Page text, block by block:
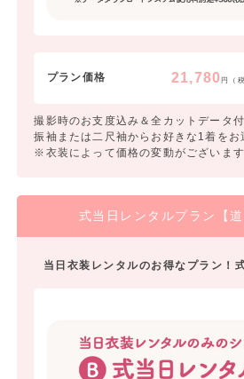
プラン価格 21,780円（
撮影時のお支度込み＆全カットデータ
振袖または二尺袖からお好きな1着を
※衣装によって価格の変動がございます
式当日レンタルプラン【道
当日衣装レンタルのお得なプラン！